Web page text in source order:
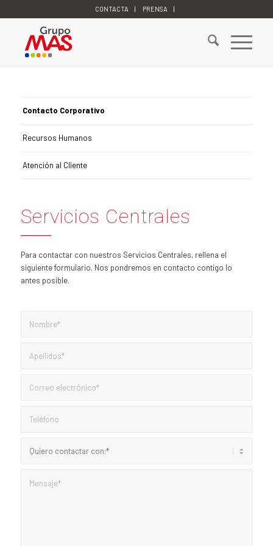
CONTACTA PRENSA
Contacto Corporativo
Recursos Humanos
Atención al Cliente
Servicios Centrales
Para contactar con nuestros Servicios Centrales, rellena el
siguiente formulario. Nos pondremos en contacto contigo lo
antes posible.